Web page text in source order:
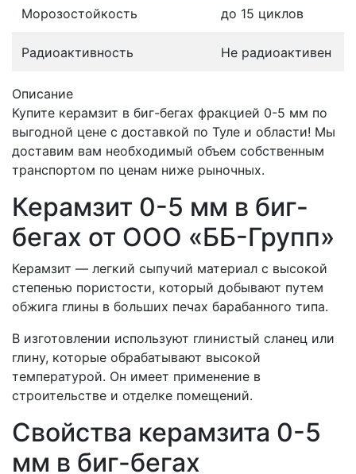
Морозостойкость до 15 циклов
Радиоактивность Не радиоактивен
Описание
Купите керамзит в биг-бегах фракцией 0-5 мм по
выгодной цене с доставкой по Туле и области! Мы
доставим вам необходимый объем собственным
транспортом по ценам ниже рыночных.
Керамзит 0-5 мм в биг-
бегах от ООО «ББ-Групп»
Керамзит — легкий сыпучий материал с высокой
степенью пористости, который добывают путем
обжига глины в больших печах барабанного типа.
В изготовлении используют глинистый сланец или
глину, которые обрабатывают высокой
температурой. Он имеет применение в
строительстве и отделке помещений.
Свойства керамзита 0-5
мм в биг-бегах